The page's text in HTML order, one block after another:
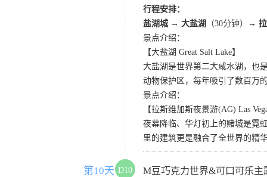
行程安排：
盐湖城 → 大盐湖
（30分钟）
→ 拉
景点介绍：
【大盐湖 Great Salt Lake】
大盐湖是世界第二大咸水湖，也
动物保护区，每年吸引了数百万
景点介绍：
【拉斯维加斯夜景游(AG) Las
夜幕降临、华灯初上的赌城是霓
里的建筑更是融合了全世界的精
第10天 D10 M豆巧克力世界&可口可乐